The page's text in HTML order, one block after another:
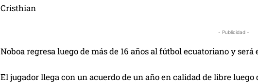
Cristhian
- Publicidad -
Noboa regresa luego de más de 16 años al fútbol ecuatoriano y
El jugador llega con un acuerdo de un año en calidad de libre